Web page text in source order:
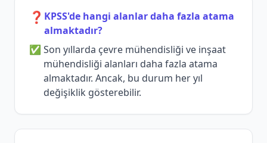
❓ KPSS'de hangi alanlar daha fazla atama
almaktadır?
Son yıllarda çevre mühendisliği ve inşaat
mühendisliği alanları daha fazla atama
almaktadır. Ancak, bu durum her yıl
değişiklik gösterebilir.